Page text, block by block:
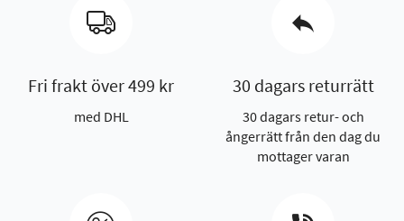
Fri frakt över 499 kr
med DHL
30 dagars returrätt
30 dagars retur- och
ångerrätt från den dag du
mottager varan